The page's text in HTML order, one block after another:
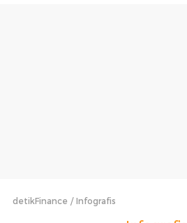
detikFinance Infografis